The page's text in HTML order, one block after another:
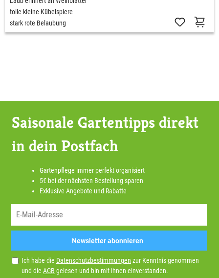
tolle kleine Kübelspiere
stark rote Belaubung
Saisonale Gartentipps direkt
in dein Postfach
Gartenpflege immer perfekt organisiert
5€ bei der nächsten Bestellung sparen
Exklusive Angebote und Rabatte
Newsletter abonnieren
Ich habe die Datenschutzbestimmungen zur Kenntnis genommen
und die AGB gelesen und bin mit ihnen einverstanden.